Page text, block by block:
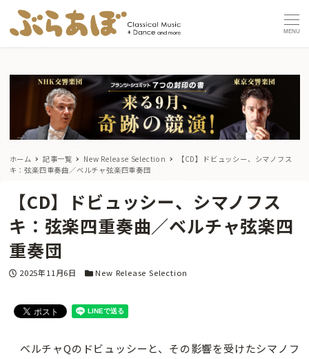
MENU
ホーム 記事一覧 New Release Selection
【CD】ドビュッシー、シマノフス
キ：弦楽四重奏曲／ベルチャ弦楽四重奏団
【CD】ドビュッシー、シマノフス
キ：弦楽四重奏曲／ベルチャ弦楽四
重奏団
投稿日
2025年11月6日 カテゴリー
New Release Selection
ベルチャQのドビュッシーと、その影響を受けたシマノフ